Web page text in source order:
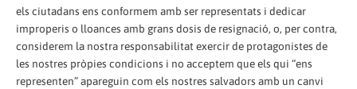
els ciutadans ens conformem amb ser representats i dedicar
improperis o lloances amb grans dosis de resignació, o, per contra,
considerem la nostra responsabilitat exercir de protagonistes de
les nostres pròpies condicions i no acceptem que els qui “ens
representen” apareguin com els nostres salvadors amb un canvi